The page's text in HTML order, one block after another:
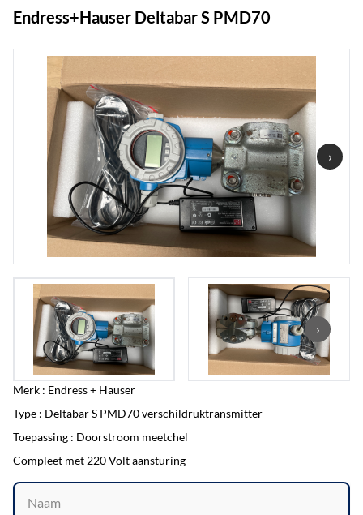
Endress+Hauser Deltabar S PMD70
›
›
Merk : Endress + Hauser
Type : Deltabar S PMD70 verschildruktransmitter
Toepassing : Doorstroom meetchel
Compleet met 220 Volt aansturing